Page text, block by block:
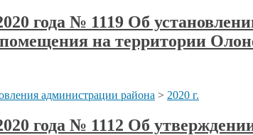
года № 1119 Об
на территории
администрации района > 2020 г.
года № 1112 Об